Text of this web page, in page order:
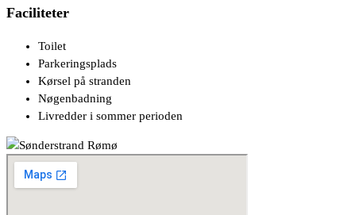
Faciliteter
Toilet
Parkeringsplads
Kørsel på stranden
Nøgenbadning
Livredder i sommer perioden